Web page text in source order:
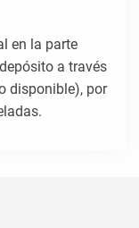
en la parte
a través
disponible), por